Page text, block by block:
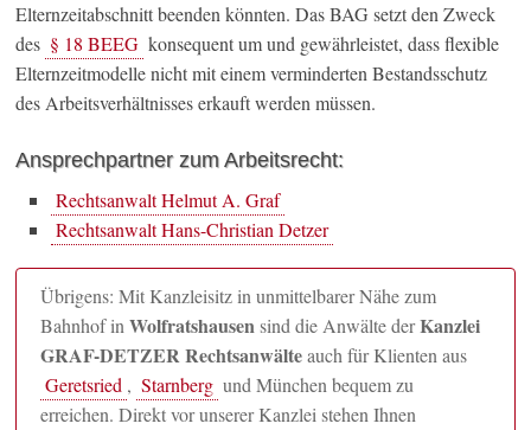
Elternzeitabschnitt beenden könnten. Das BAG setzt den Zweck
des § 18 BEEG konsequent um und gewährleistet, dass flexible
Elternzeitmodelle nicht mit einem verminderten Bestandsschutz
des Arbeitsverhältnisses erkauft werden müssen.
Ansprechpartner zum Arbeitsrecht:
Rechtsanwalt Helmut A. Graf
Rechtsanwalt Hans-Christian Detzer
Übrigens: Mit Kanzleisitz in unmittelbarer Nähe zum
Bahnhof inWolfratshausensind die Anwälte derKanzlei
GRAF-DETZER Rechtsanwälteauch für Klienten aus
Geretsried , Starnberg und München bequem zu
erreichen. Direkt vor unserer Kanzlei stehen Ihnen